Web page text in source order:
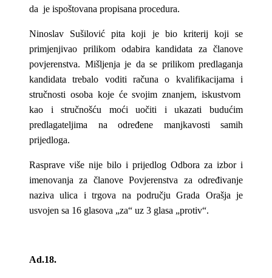
da je ispoštovana propisana procedura.
Ninoslav Sušilović pita koji je bio kriterij koji se
primjenjivao prilikom odabira kandidata za članove
povjerenstva. Mišljenja je da se prilikom predlaganja
kandidata trebalo voditi računa o kvalifikacijama i
stručnosti osoba koje će svojim znanjem, iskustvom
kao i stručnošću moći uočiti i ukazati budućim
predlagateljima na određene manjkavosti samih
prijedloga.
Rasprave više nije bilo i prijedlog Odbora za izbor i
imenovanja za članove Povjerenstva za određivanje
naziva ulica i trgova na području Grada Orašja je
usvojen sa 16 glasova „za“ uz 3 glasa „protiv“.
Ad.18.